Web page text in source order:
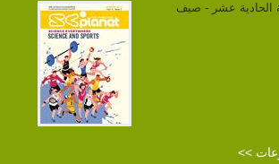
الحادية عشر - صيف
>>